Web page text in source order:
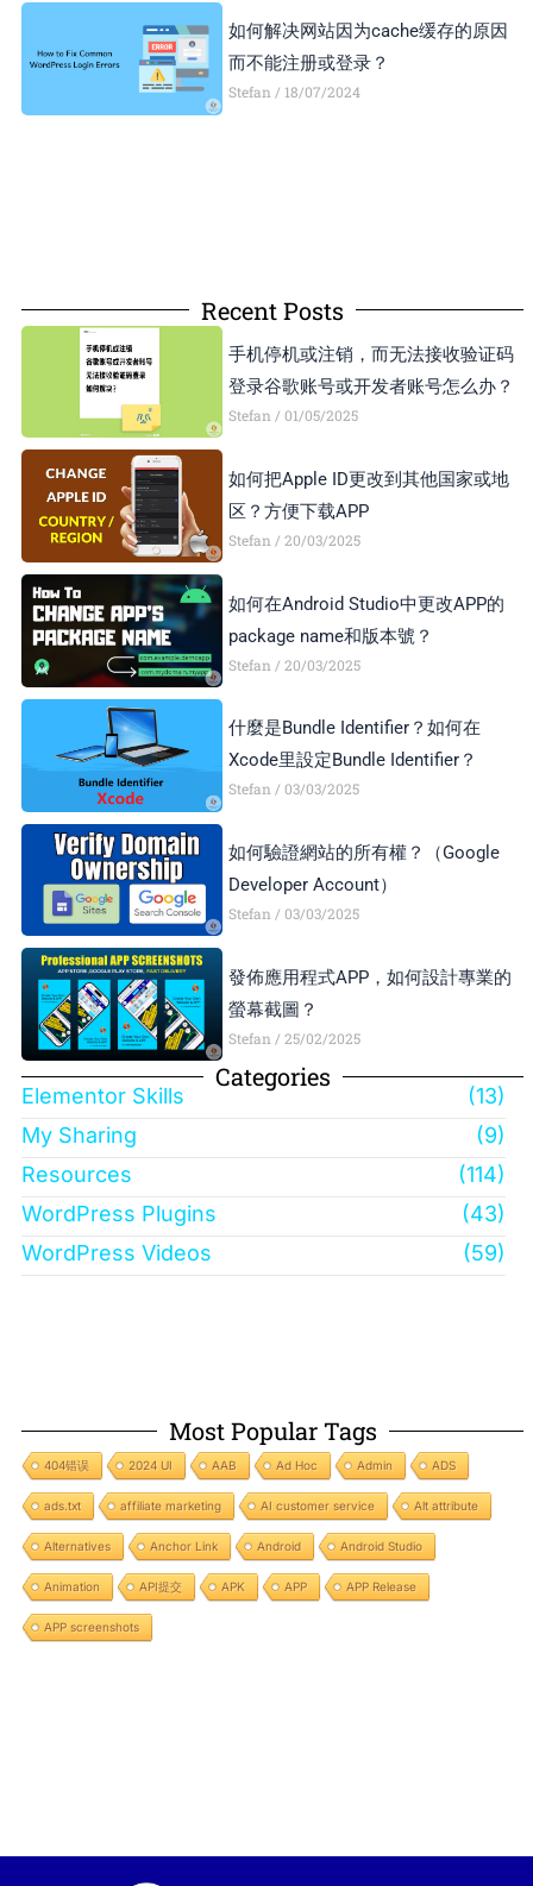
如何解决网站因为cache缓存的原因
而不能注册或登录？
Stefan 18/07/2024
Recent Posts
手机停机或注销，而无法接收验证码
登录谷歌账号或开发者账号怎么办？
Stefan 01/05/2025
如何把Apple ID更改到其他国家或地
区？方便下载APP
Stefan 20/03/2025
如何在Android Studio中更改APP的
package name和版本號？
Stefan 20/03/2025
什麼是Bundle Identifier？如何在
Xcode里設定Bundle Identifier？
Stefan 03/03/2025
如何驗證網站的所有權？（Google
Developer Account）
Stefan 03/03/2025
發佈應用程式APP，如何設計專業的
螢幕截圖？
Stefan 25/02/2025
Categories
Elementor Skills
(13)
My Sharing
(9)
Resources
(114)
WordPress Plugins
(43)
WordPress Videos
(59)
Most Popular Tags
404错误 2024 UI AAB Ad Hoc Admin ADS
ads.txt affiliate marketing AI customer service Alt attribute
Alternatives Anchor Link Android Android Studio
Animation API提交 APK APP APP Release
APP screenshots